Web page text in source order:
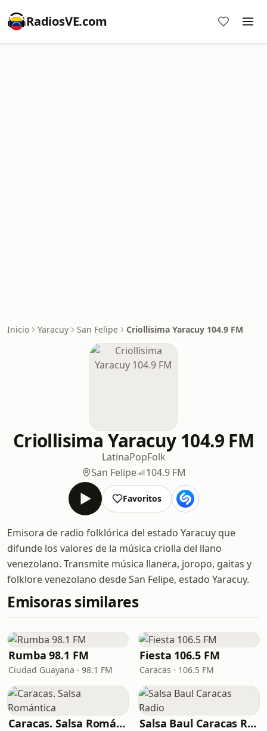
RadiosVE.com
Inicio Yaracuy San Felipe Criollisima Yaracuy 104.9 FM
Criollisima Yaracuy 104.9 FM
LatinaPopFolk
San Felipe
104.9 FM
Favoritos
Emisora de radio folklórica del estado Yaracuy que
difunde los valores de la música criolla del llano
venezolano. Transmite música llanera, joropo, gaitas y
folklore venezolano desde San Felipe, estado Yaracuy.
Emisoras similares
Rumba 98.1 FM
Ciudad Guayana · 98.1 FM
Fiesta 106.5 FM
Caracas · 106.5 FM
Caracas. Salsa Romántica Salsa Baul Caracas Radio